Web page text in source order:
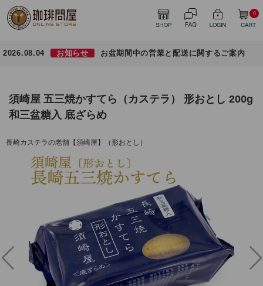
0
2026.08.04 お知らせ お盆期間中の営業と配送に関するご案内
須崎屋 五三焼かすてら（カステラ） 形おとし 200g
和三盆糖入 底ざらめ
長崎カステラの老舗【須崎屋】（形おとし）